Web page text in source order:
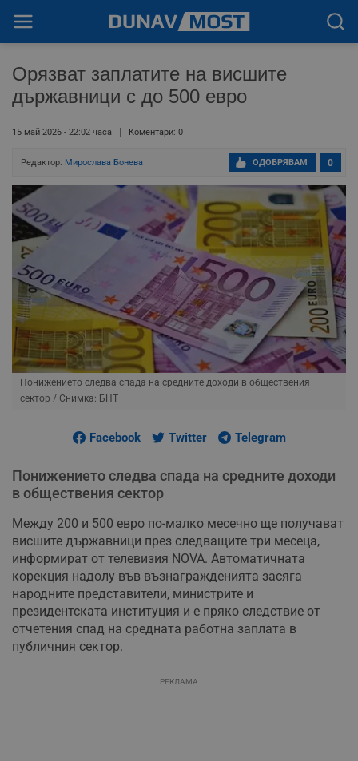
Орязват заплатите на висшите
държавници с до 500 евро
15 май 2026 - 22:02 часа Коментари: 0
Редактор: Мирослава Бонева 0
ОДОБРЯВАМ
Понижението следва спада на средните доходи в обществения
сектор / Снимка: БНТ
Facebook Twitter Telegram
Понижението следва спада на средните доходи
в обществения сектор
Между 200 и 500 евро по-малко месечно ще получават
висшите държавници през следващите три месеца,
информират от телевизия NOVA. Автоматичната
корекция надолу във възнагражденията засяга
народните представители, министрите и
президентската институция и е пряко следствие от
отчетения спад на средната работна заплата в
публичния сектор.
РЕКЛАМА